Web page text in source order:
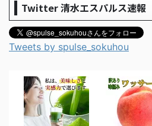
Twitter 清水エスパルス速報
Tweets by spulse_sokuhou